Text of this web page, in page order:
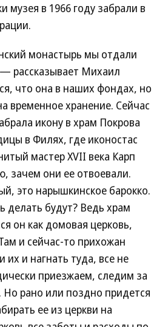
музея в 1966 году забрали в
монастырь мы отдали
рассказывает Михаил
что она в наших фондах, но
временное хранение. Сейчас
икону в храм Покрова
в Филях, где иконостас
мастер XVII века Карп
зачем они ее отвоевали.
это нарышкинское барокко.
делать будут? Ведь храм
он как домовая церковь,
и сейчас-то прихожан
их и нагнать туда, все не
приезжаем, следим за
Но рано или поздно придется
ее из церкви на